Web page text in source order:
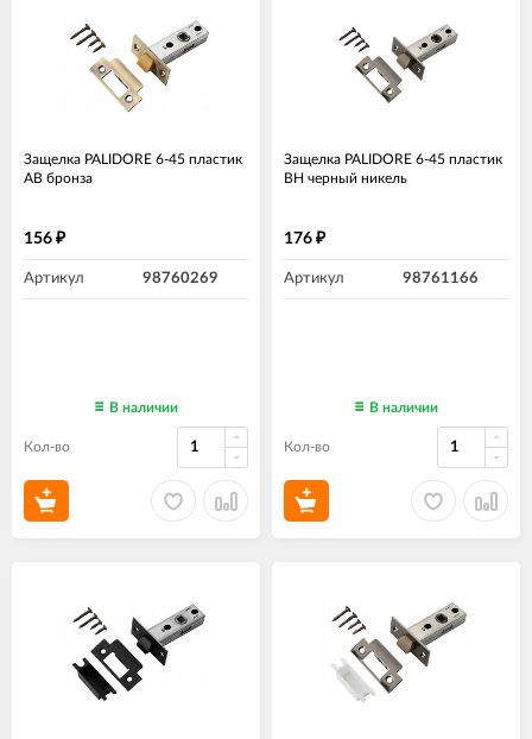
Защелка PALIDORE 6-45 пластик
AB бронза
156 ₽
Артикул 98760269
В наличии
Кол-во
Защелка PALIDORE 6-45 пластик
BH черный никель
176 ₽
Артикул 98761166
В наличии
Кол-во